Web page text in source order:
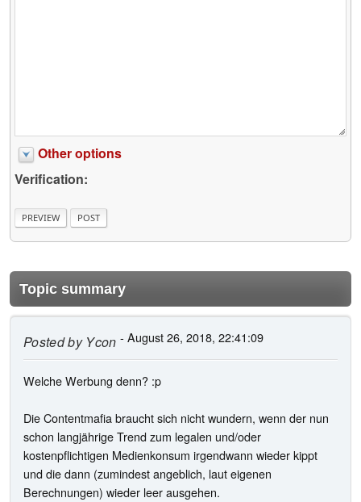
Other options
Verification:
Topic summary
Posted byYcon - August 26, 2018, 22:41:09
Welche Werbung denn? :p
Die Contentmafia braucht sich nicht wundern, wenn der nun
schon langjährige Trend zum legalen und/oder
kostenpflichtigen Medienkonsum irgendwann wieder kippt
und die dann (zumindest angeblich, laut eigenen
Berechnungen) wieder leer ausgehen.